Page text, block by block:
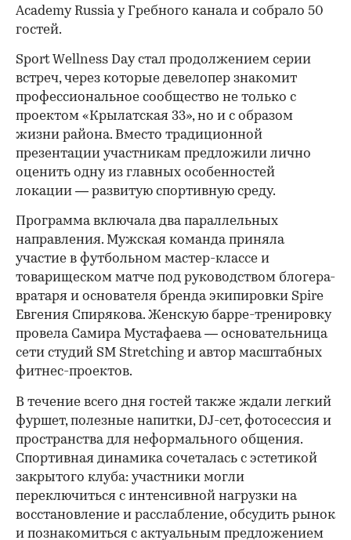
Academy Russia у Гребного канала и собрало 50
гостей.
Sport Wellness Day стал продолжением серии
встреч, через которые девелопер знакомит
профессиональное сообщество не только с
проектом «Крылатская 33», но и с образом
жизни района. Вместо традиционной
презентации участникам предложили лично
оценить одну из главных особенностей
локации — развитую спортивную среду.
Программа включала два параллельных
направления. Мужская команда приняла
участие в футбольном мастер-классе и
товарищеском матче под руководством блогера-
вратаря и основателя бренда экипировки Spire
Евгения Спирякова. Женскую барре-тренировку
провела Самира Мустафаева — основательница
сети студий SM Stretching и автор масштабных
фитнес-проектов.
В течение всего дня гостей также ждали легкий
фуршет, полезные напитки, DJ-сет, фотосессия и
пространства для неформального общения.
Спортивная динамика сочеталась с эстетикой
закрытого клуба: участники могли
переключиться с интенсивной нагрузки на
восстановление и расслабление, обсудить рынок
и познакомиться с актуальным предложением